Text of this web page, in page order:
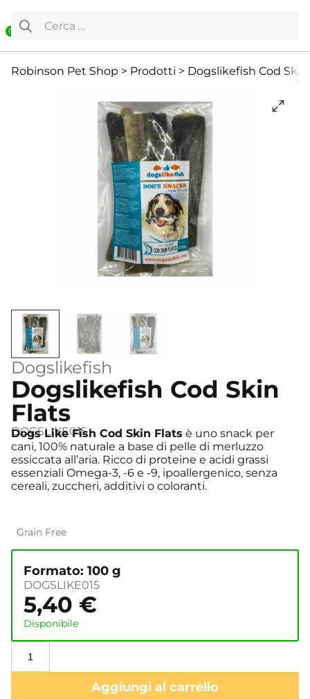
0
Ricerca per:
Robinson Pet Shop > Prodotti > Dogslikefish Cod Skin
Dogslikefish
Dogslikefish Cod Skin
Flats
DOGSLIKE015
Dogs Like Fish Cod Skin Flats è uno snack per
cani, 100% naturale a base di pelle di merluzzo
essiccata all’aria. Ricco di proteine e acidi grassi
essenziali Omega-3, -6 e -9, ipoallergenico, senza
cereali, zuccheri, additivi o coloranti.
Grain Free
Formato: 100 g
DOGSLIKE015
5,40 €
Disponibile
Aggiungi al carrello